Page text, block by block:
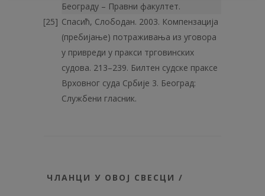
Београду – Правни факултет.
Спасић, Слободан. 2003. Компензација
(пребијање) потраживања из уговора
у привреди у пракси трговинских
судова. 213–239. Билтен судске праксе
Врховног суда Србије 3. Београд:
Службени гла­сник.
ЧЛАНЦИ У ОВОЈ СВЕСЦИ /